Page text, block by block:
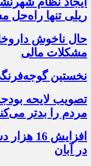
ریلی تنها راه‌حل
حال ناخوش
مشکلات مالی
نخستین
مردم را بدتر
افزایش
در آبان